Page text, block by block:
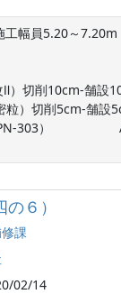
工幅員5.20～7.20m
Ⅱ）切削10cm-舗設
粒）切削5cm-舗設
303）
　　　　　　　　
６）
課
02/14